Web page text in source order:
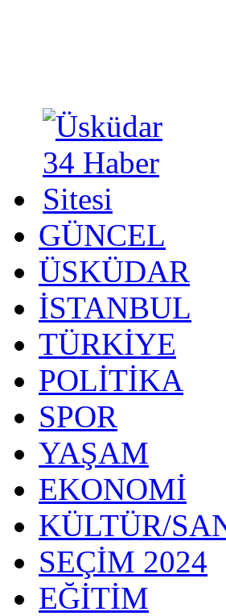
GÜNCEL
ÜSKÜDAR
İSTANBUL
TÜRKİYE
POLİTİKA
SPOR
YAŞAM
EKONOMİ
KÜLTÜR/
SEÇİM 2024
EĞİTİM